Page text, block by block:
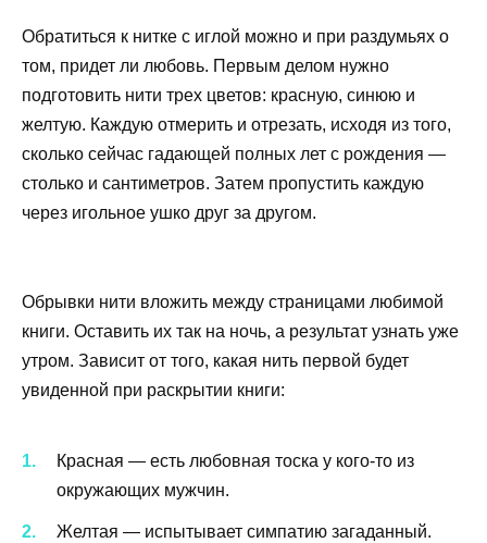
Обратиться к нитке с иглой можно и при раздумьях о
том, придет ли любовь. Первым делом нужно
подготовить нити трех цветов: красную, синюю и
желтую. Каждую отмерить и отрезать, исходя из того,
сколько сейчас гадающей полных лет с рождения —
столько и сантиметров. Затем пропустить каждую
через игольное ушко друг за другом.
Обрывки нити вложить между страницами любимой
книги. Оставить их так на ночь, а результат узнать уже
утром. Зависит от того, какая нить первой будет
увиденной при раскрытии книги:
Красная — есть любовная тоска у кого-то из
окружающих мужчин.
Желтая — испытывает симпатию загаданный.